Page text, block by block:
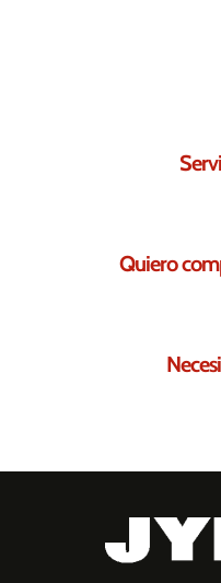
Quiero